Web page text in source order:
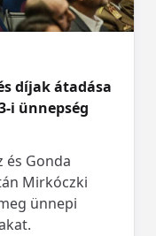
díjak átadása
i ünnepség
és Gonda
Mirkóczki
ünnepi